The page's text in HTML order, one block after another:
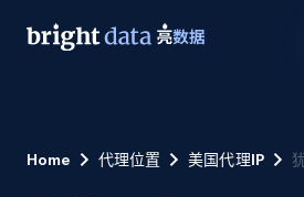
Home 代理位置 美国代理IP